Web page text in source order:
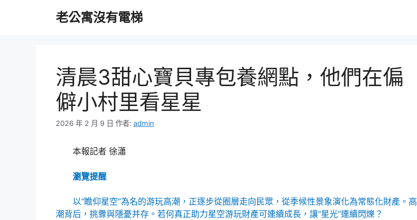
老公寓沒有電梯
清晨3甜心寶貝專包養網點，他們在偏
僻小村里看星星
2026 年 2 月 9 日 作者: admin
本報記者 徐瀟
瀏覽提醒
以“瞻仰星空”為名的游玩高潮，正逐步從圈層走向民眾，從季候性景象演化為常態化財產。高
潮背后，挑釁與隱憂并存。若何真正助力星空游玩財產可連續成長，讓“星光”連續閃爍？